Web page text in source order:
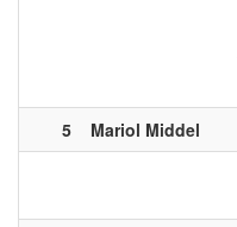
5
Mariol Middel